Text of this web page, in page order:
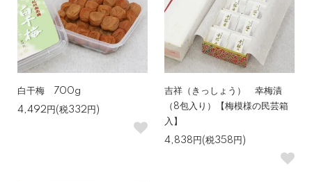
白干梅 700g
4,492円(税332円)
吉祥（きっしょう） 幸梅漬
（8包入り）【梅模様の民芸箱
入】
4,838円(税358円)